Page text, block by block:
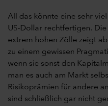
All das könnte eine sehr
US-Dollar rechtfertigen.
extrem hohen Zölle zeigt
zu einem gewissen
wenn sie sonst den
man es auch am Markt
Risikoprämien für andere
sind schließlich gar nicht